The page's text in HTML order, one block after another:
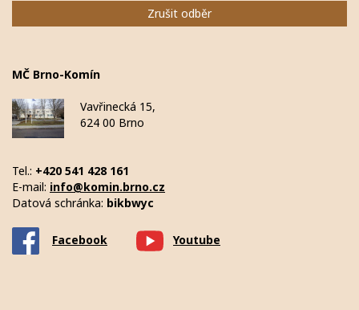
Zrušit odběr
MČ Brno-Komín
Vavřinecká 15,
624 00 Brno
Tel.: +420 541 428 161
E-mail: info@komin.brno.cz
Datová schránka: bikbwyc
Facebook Youtube